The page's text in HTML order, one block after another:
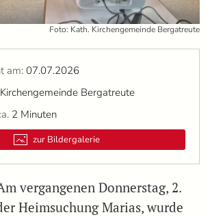
Foto: Kath. Kirchengemeinde Bergatreute
am: 07.07.2026
Bergatreute
2 Minuten
zur Bildergalerie
vergangenen Donnerstag, 2.
Heimsuchung Marias, wurde